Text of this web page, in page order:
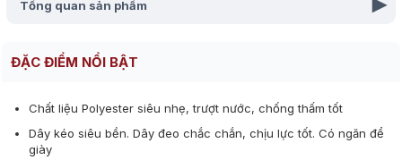
Tổng quan sản phẩm ▾
ĐẶC ĐIỂM NỔI BẬT
Chất liệu Polyester siêu nhẹ, trượt nước, chống thấm tốt
Dây kéo siêu bền. Dây đeo chắc chắn, chịu lực tốt. Có ngăn để
giày